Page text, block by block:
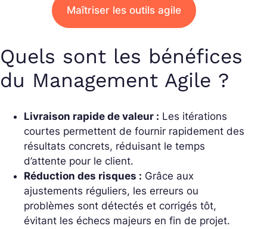
Maîtriser les outils agile
Quels sont les bénéfices
du Management Agile ?
Livraison rapide de valeur : Les itérations
courtes permettent de fournir rapidement des
résultats concrets, réduisant le temps
d’attente pour le client.
Réduction des risques : Grâce aux
ajustements réguliers, les erreurs ou
problèmes sont détectés et corrigés tôt,
évitant les échecs majeurs en fin de projet.